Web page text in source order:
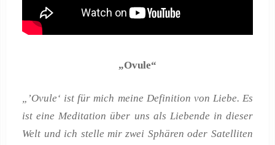
„Ovule“
„’Ovule‘ ist für mich meine Definition von Liebe. Es
ist eine Meditation über uns als Liebende in dieser
Welt und ich stelle mir zwei Sphären oder Satelliten